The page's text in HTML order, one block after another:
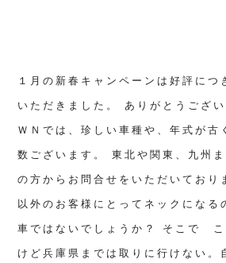
１月の新春キャンペーンは好評につ
いただきました。
ありがとうござい
ＷＮでは、珍しい車種や、年式が古
数ございます。
東北や関東、九州
の方からお問合せをいただいており
以外のお客様にとってネックになる
車ではないでしょうか？
そこで こ
けど兵庫県までは取りに行けない。